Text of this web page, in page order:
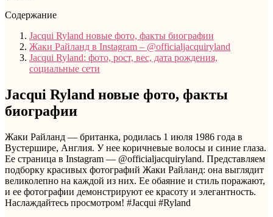
Содержание
Jacqui Ryland новые фото, факты биографии
Жаки Райланд в Instagram – @officialjacquiryland
Jacqui Ryland: фото, рост, вес, дата рождения,
социальные сети
Jacqui Ryland новые фото, факты
биографии
Жаки Райланд — британка, родилась 1 июля 1986 года в
Вустершире, Англия. У нее коричневые волосы и синие глаза.
Ее страница в Instagram — @officialjacquiryland. Представляем
подборку красивых фотографий Жаки Райланд: она выглядит
великолепно на каждой из них. Ее обаяние и стиль поражают,
и ее фотографии демонстрируют ее красоту и элегантность.
Наслаждайтесь просмотром! #Jacqui #Ryland